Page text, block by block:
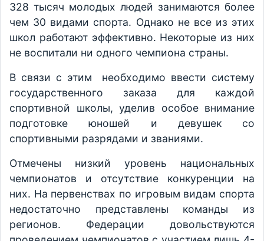
328 тысяч молодых людей занимаются более
чем 30 видами спорта. Однако не все из этих
школ работают эффективно. Некоторые из них
не воспитали ни одного чемпиона страны.
В связи с этим необходимо ввести систему
государственного заказа для каждой
спортивной школы, уделив особое внимание
подготовке юношей и девушек со
спортивными разрядами и званиями.
Отмечены низкий уровень национальных
чемпионатов и отсутствие конкуренции на
них. На первенствах по игровым видам спорта
недостаточно представлены команды из
регионов. Федерации довольствуются